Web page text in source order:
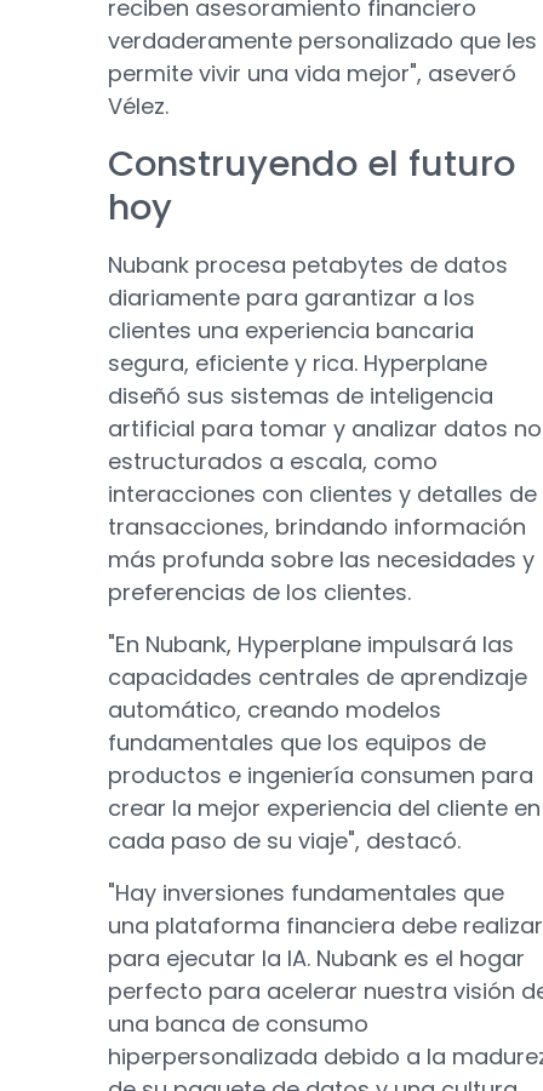
reciben asesoramiento financiero
verdaderamente personalizado que les
permite vivir una vida mejor", aseveró
Vélez.
Construyendo el futuro
hoy
Nubank procesa petabytes de datos
diariamente para garantizar a los
clientes una experiencia bancaria
segura, eficiente y rica. Hyperplane
diseñó sus sistemas de inteligencia
artificial para tomar y analizar datos no
estructurados a escala, como
interacciones con clientes y detalles de
transacciones, brindando información
más profunda sobre las necesidades y
preferencias de los clientes.
"En Nubank, Hyperplane impulsará las
capacidades centrales de aprendizaje
automático, creando modelos
fundamentales que los equipos de
productos e ingeniería consumen para
crear la mejor experiencia del cliente en
cada paso de su viaje", destacó.
"Hay inversiones fundamentales que
una plataforma financiera debe realizar
para ejecutar la IA. Nubank es el hogar
perfecto para acelerar nuestra visión
una banca de consumo
hiperpersonalizada debido a la